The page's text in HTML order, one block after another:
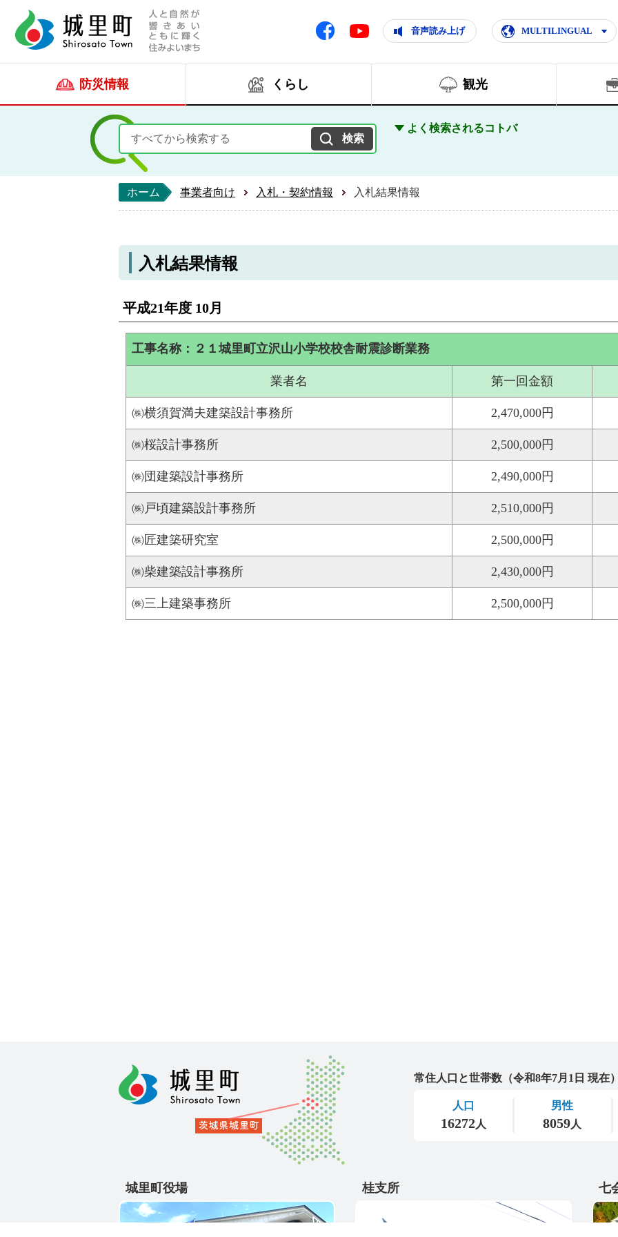
人と自然が響きあいともに輝く住みよいまち
Facebook Youtube 音声読み上げ MULTILINGUAL
防災情報 くらし 観光
よく検索されるコトバ
ホーム 事業者向け 入札・契約情報 入札結果情報
入札結果情報
平成21年度 10月
工事名称：２１城里町立沢山小学校校舎耐震診断業務
業者名 第一回金額
㈱横須賀満夫建築設計事務所 2,470,000円
㈱桜設計事務所 2,500,000円
㈱団建築設計事務所 2,490,000円
㈱戸頃建築設計事務所 2,510,000円
㈱匠建築研究室 2,500,000円
㈱柴建築設計事務所 2,430,000円
㈱三上建築事務所 2,500,000円
城里町役場 桂支所 七